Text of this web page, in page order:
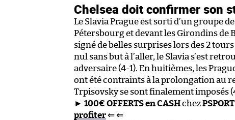
Chelsea doit confirmer son
Le Slavia Prague est sorti d’un groupe
Pétersbourg et devant les Girondins de
signé de belles surprises lors des 2
nul sans but à l’aller, le Slavia s’est
adversaire (4-1). En huitièmes, les
ont été contraints à la prolongation au
Trpisovsky se sont finalement imposés
► 100€ OFFERTS en CASHchezPSPORT
profiter⇐ ⇐